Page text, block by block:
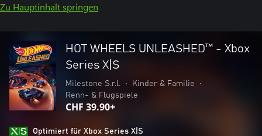
Zu Hauptinhalt springen
HOT WHEELS UNLEASHED™ - Xbox
Series X|S
Milestone S.r.l. • Kinder & Familie
•
Renn- & Flugspiele
CHF 39.90+
Optimiert für Xbox Series X|S